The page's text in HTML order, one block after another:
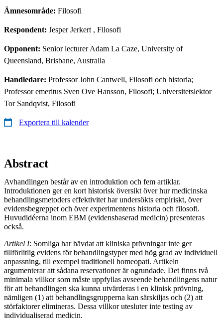
Ämnesområde: Filosofi
Respondent: Jesper Jerkert , Filosofi
Opponent: Senior lecturer Adam La Caze, University of
Queensland, Brisbane, Australia
Handledare: Professor John Cantwell, Filosofi och historia;
Professor emeritus Sven Ove Hansson, Filosofi; Universitetslektor
Tor Sandqvist, Filosofi
Exportera till kalender
Abstract
Avhandlingen består av en introduktion och fem artiklar.
Introduktionen ger en kort historisk översikt över hur medicinska
behandlingsmetoders effektivitet har undersökts empiriskt, över
evidensbegreppet och över experimentens historia och filosofi.
Huvudidéerna inom EBM (evidensbaserad medicin) presenteras
också.
Artikel I: Somliga har hävdat att kliniska prövningar inte ger
tillförlitlig evidens för behandlingstyper med hög grad av individuell
anpassning, till exempel traditionell homeopati. Artikeln
argumenterar att sådana reservationer är ogrundade. Det finns två
minimala villkor som måste uppfyllas avseende behandlingens natur
för att behandlingen ska kunna utvärderas i en klinisk prövning,
nämligen (1) att behandlingsgrupperna kan särskiljas och (2) att
störfaktorer elimineras. Dessa villkor utesluter inte testing av
individualiserad medicin.